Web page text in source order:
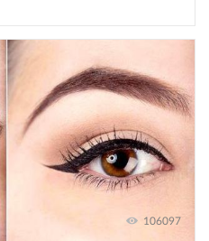
106097